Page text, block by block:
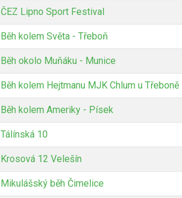
ČEZ Lipno Sport Festival
Běh kolem Světa - Třeboň
Běh okolo Muňáku - Munice
Běh kolem Hejtmanu MJK Chlum u Třeboně
Běh kolem Ameriky - Písek
Tálínská 10
Krosová 12 Velešín
Mikulášský běh Čimelice